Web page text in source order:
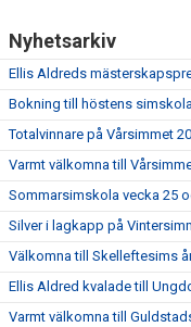
Nyhetsarkiv
Ellis Aldreds
Bokning till höstens
Totalvinnare på Vårsimmet
Varmt välkomna till
Sommarsimskola vecka 25
Silver i lagkapp på
Välkomna till Skelleftesims
Ellis Aldred kvalade till
Varmt välkomna till